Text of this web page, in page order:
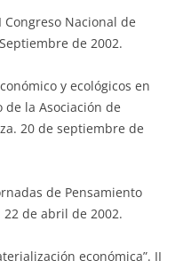
Congreso Nacional de
de 2002.
y ecológicos en
de la Asociación de
20 de septiembre de
de Pensamiento
de abril de 2002.
económica”. II